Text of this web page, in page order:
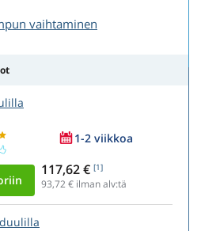
vaihtaminen
1-2 viikkoa
117,62 € [1]
93,72€ ilman alv:tä